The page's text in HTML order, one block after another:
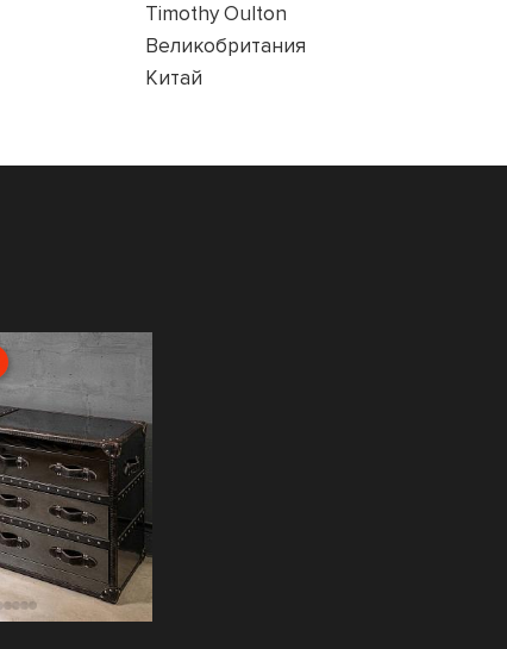
Timothy Oulton
Великобритания
Китай